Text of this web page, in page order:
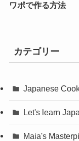
ワポで作る方法
カテゴリー
Japanese
Let's learn
Maia's